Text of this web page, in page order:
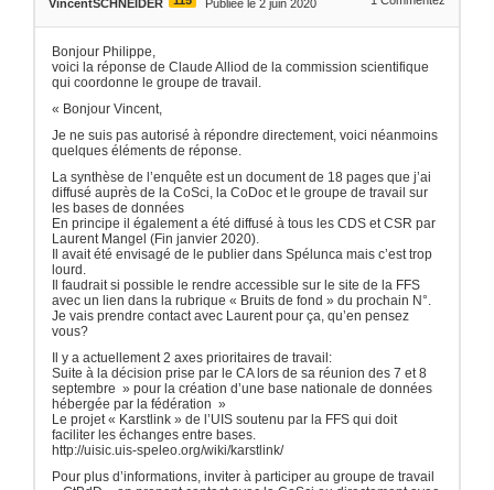
VincentSCHNEIDER Publiée le 2 juin 2020
Bonjour Philippe,
voici la réponse de Claude Alliod de la commission scientifique
qui coordonne le groupe de travail.
« Bonjour Vincent,
Je ne suis pas autorisé à répondre directement, voici néanmoins
quelques éléments de réponse.
La synthèse de l’enquête est un document de 18 pages que j’ai
diffusé auprès de la CoSci, la CoDoc et le groupe de travail sur
les bases de données
En principe il également a été diffusé à tous les CDS et CSR par
Laurent Mangel (Fin janvier 2020).
Il avait été envisagé de le publier dans Spélunca mais c’est trop
lourd.
Il faudrait si possible le rendre accessible sur le site de la FFS
avec un lien dans la rubrique « Bruits de fond » du prochain N°.
Je vais prendre contact avec Laurent pour ça, qu’en pensez
vous?
Il y a actuellement 2 axes prioritaires de travail:
Suite à la décision prise par le CA lors de sa réunion des 7 et 8
septembre » pour la création d’une base nationale de données
hébergée par la fédération »
Le projet « Karstlink » de l’UIS soutenu par la FFS qui doit
faciliter les échanges entre bases.
http://uisic.uis-speleo.org/wiki/karstlink/
Pour plus d’informations, inviter à participer au groupe de travail